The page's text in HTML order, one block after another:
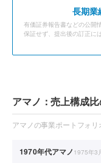
長期業
有価証券報告書などの公開
保証せず、提出後の訂正に
アマノ：売上構成比
アマノの事業ポートフォ
1970年代アマノ 1975年3